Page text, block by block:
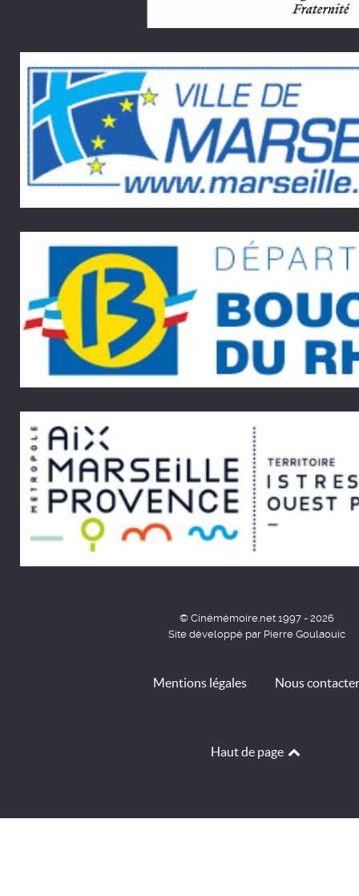
© Cinémémoire.net 1997 - 2026
Site développé par Pierre Goulaouic
Mentions légales Nous contacter
Haut de page